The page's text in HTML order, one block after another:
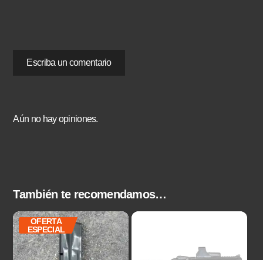
Escriba un comentario
Aún no hay opiniones.
También te recomendamos…
OFERTA
ESPECIAL